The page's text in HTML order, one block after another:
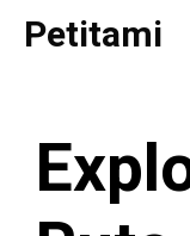
SaltarPetitami